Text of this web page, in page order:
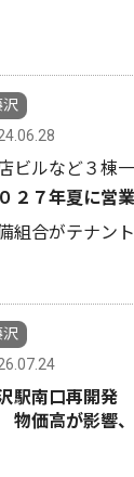
ビルなど３棟
２７年夏に営
組合がテナン
駅南口再開発
物価高が影響